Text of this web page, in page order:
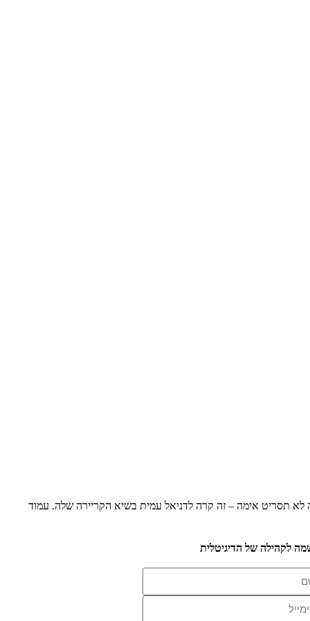
לא תסריט אימה – זה קרה לדניאל עמית בשיא הקריירה שלה. עמוד
לקהילה של הדיגיטלית